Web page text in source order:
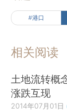
#港口
相关阅读
土地流转概
涨跌互现
2014年07月01日